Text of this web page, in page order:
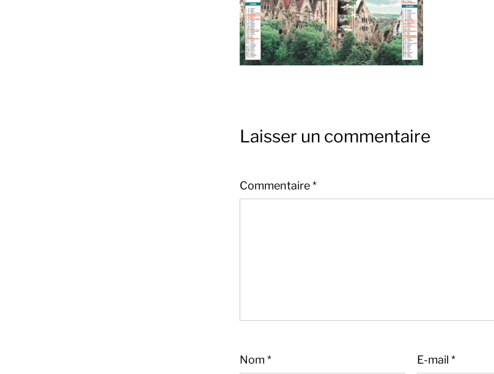
Laisser un commentaire
Commentaire*
Nom * E-mail *